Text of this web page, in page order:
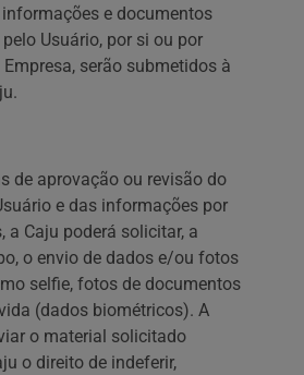
e documentos
Usuário, por si ou por
serão submetidos à
de aprovação ou revisão do
e das informações por
a Caju poderá solicitar, a
o envio de dados e/ou fotos
selfie, fotos de documentos
(dados biométricos). A
o material solicitado
o direito de indeferir,